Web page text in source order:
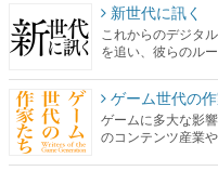
新世代に訊く
これからのデジタ
を追い、彼らのル
ゲーム世代の
ゲームに多大な影
のコンテンツ産業